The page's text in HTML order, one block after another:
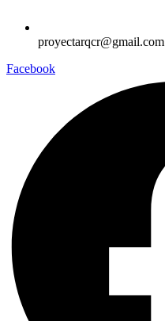
proyectarqcr@gmail.com
Facebook